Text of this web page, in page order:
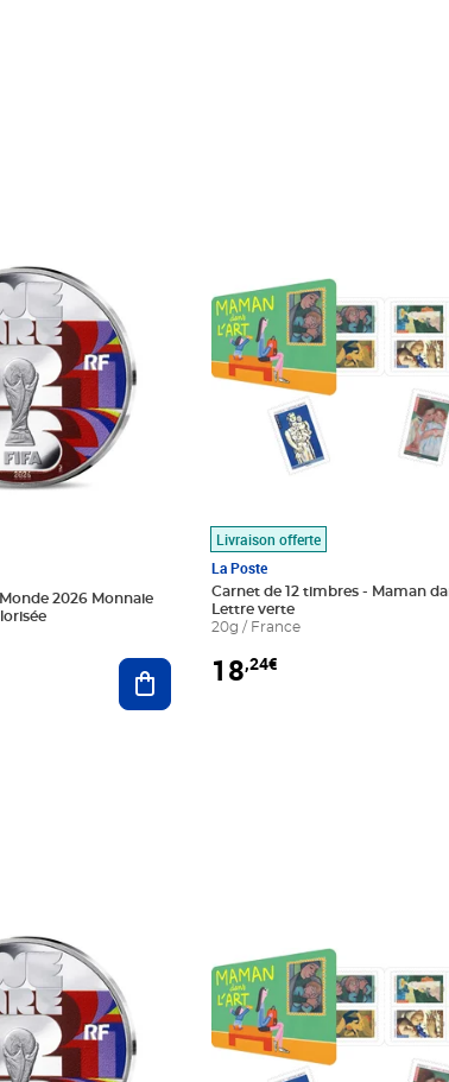
2026 Monnaie
Ajouter au panier
Livraison offerte
La Poste
Carnet de 12 timbres - Maman
Lettre verte
20g / France
18,24€